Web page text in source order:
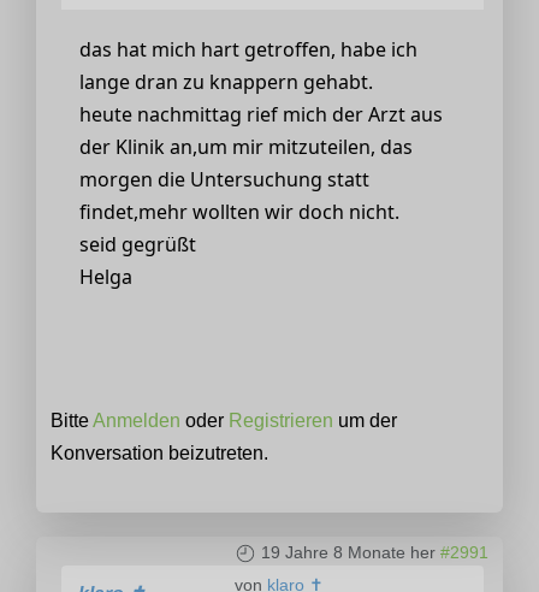
das hat mich hart getroffen, habe ich
lange dran zu knappern gehabt.
heute nachmittag rief mich der Arzt aus
der Klinik an,um mir mitzuteilen, das
morgen die Untersuchung statt
findet,mehr wollten wir doch nicht.
seid gegrüßt
Helga
BitteAnmelden oder Registrieren um der
Konversation beizutreten.
19 Jahre 8 Monate her #2991
von klaro ✝